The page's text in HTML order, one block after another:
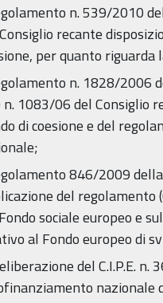
n. 539/2010
recante
per quanto
n. 1828/2006
n. 1083/06 del Consiglio
di coesione e del
846/2009
del regolamento
sociale europeo e
al Fondo europeo di
del C.I.P.E.